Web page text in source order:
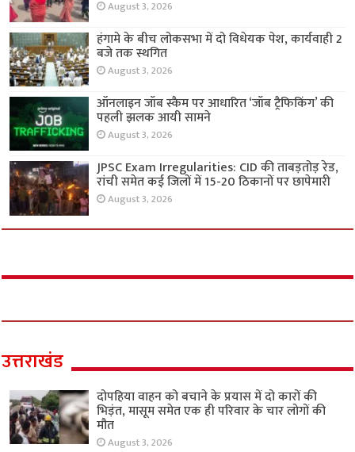
August 3, 2026
हंगामे के बीच लोकसभा में दो विधेयक पेश, कार्यवाही 2
बजे तक स्थगित
August 3, 2026
ऑनलाइन जॉब स्कैम पर आधारित ‘जॉब ट्रैफिकिंग’ की
पहली झलक आयी सामने
August 3, 2026
JPSC Exam Irregularities: CID की ताबड़तोड़ रेड,
रांची समेत कई जिलों में 15-20 ठिकानों पर छापेमारी
August 3, 2026
उत्तराखंड
दोपहिया वाहन को बचाने के प्रयास में दो कारों की
भिड़ंत, मासूम समेत एक ही परिवार के चार लोगों की
मौत
August 3, 2026